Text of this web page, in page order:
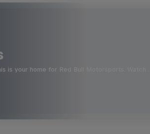
is your home for Red Bull Motorsports. Watch …